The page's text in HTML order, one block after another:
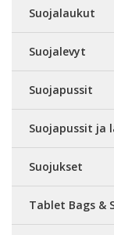
Suojalaukut
Suojalevyt
Suojapussit
Suojapussit ja
Suojukset
Tablet Bags &